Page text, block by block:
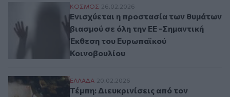
Ενισχύεται η προστασία των θυμάτων
ΚΟΣΜΟΣ 26.02.2026
Ενισχύεται η προστασία των θυμάτων
βιασμού σε όλη την ΕΕ -Σημαντική
Έκθεση του Ευρωπαϊκού
Κοινοβουλίου
Τέμπη: Διευκρινίσεις από τον
ΕΛΛAΔΑ 20.02.2026
Τέμπη: Διευκρινίσεις από τον